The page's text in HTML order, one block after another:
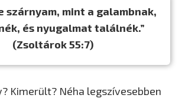
szárnyam, mint a galambnak,
és nyugalmat találnék.”
(Zsoltárok 55:7)
Kimerült? Néha legszívesebben